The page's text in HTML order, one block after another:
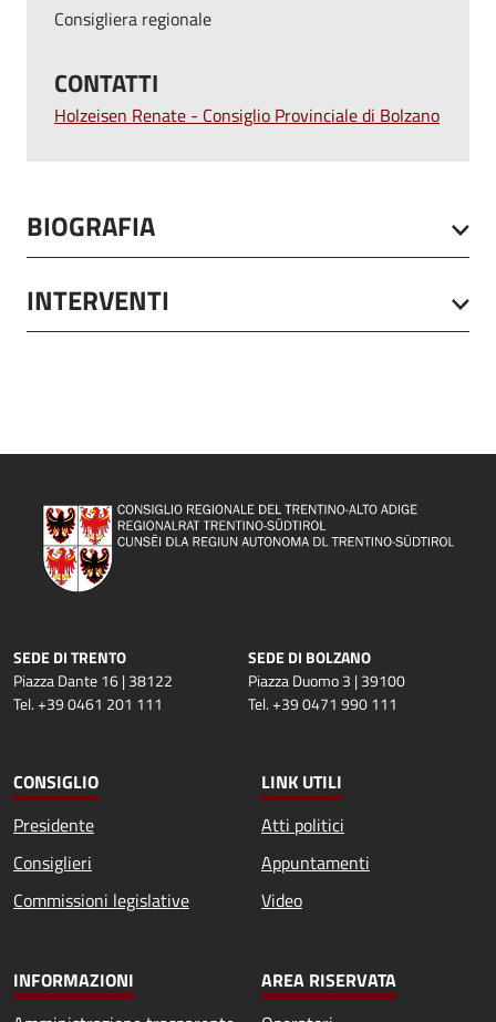
Consigliera regionale
CONTATTI
Holzeisen Renate - Consiglio Provinciale di Bolzano
BIOGRAFIA
INTERVENTI
SEDE DI TRENTO
Piazza Dante 16 | 38122
Tel. +39 0461 201 111
SEDE DI BOLZANO
Piazza Duomo 3 | 39100
Tel. +39 0471 990 111
CONSIGLIO
Presidente
Consiglieri
Commissioni legislative
LINK UTILI
Atti politici
Appuntamenti
Video
INFORMAZIONI
AREA RISERVATA